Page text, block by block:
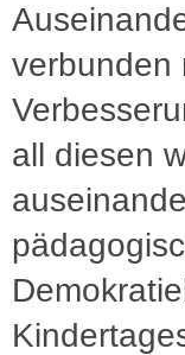
verbunden
all diesen